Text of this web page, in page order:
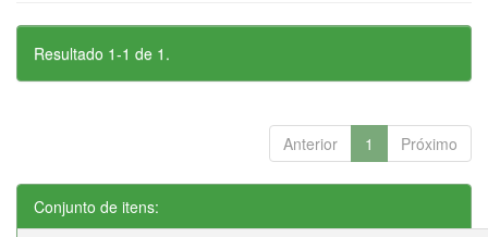
Resultado 1-1 de 1.
Anterior 1 Próximo
Conjunto de itens: